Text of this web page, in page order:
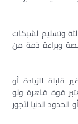
وتسليم الشبكات
وبراءة ذمة من
قابلة للزيادة أو
قوة قاهرة ولو
الدنيا لأجور